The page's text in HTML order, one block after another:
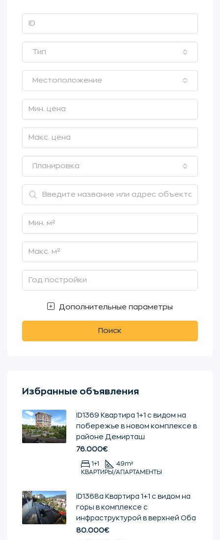
Тип
Местоположение
Планировка
Дополнительные параметры
Поиск
Избранные объявления
ID1369 Квартира 1+1 с видом на
побережье в новом комплексе в
районе Демирташ
76.000€
1+1 49m²
КВАРТИРЫ/АПАРТАМЕНТЫ
ID1368a Квартира 1+1 с видом на
горы в комплексе с
инфраструктурой в верхней Оба
80.000€